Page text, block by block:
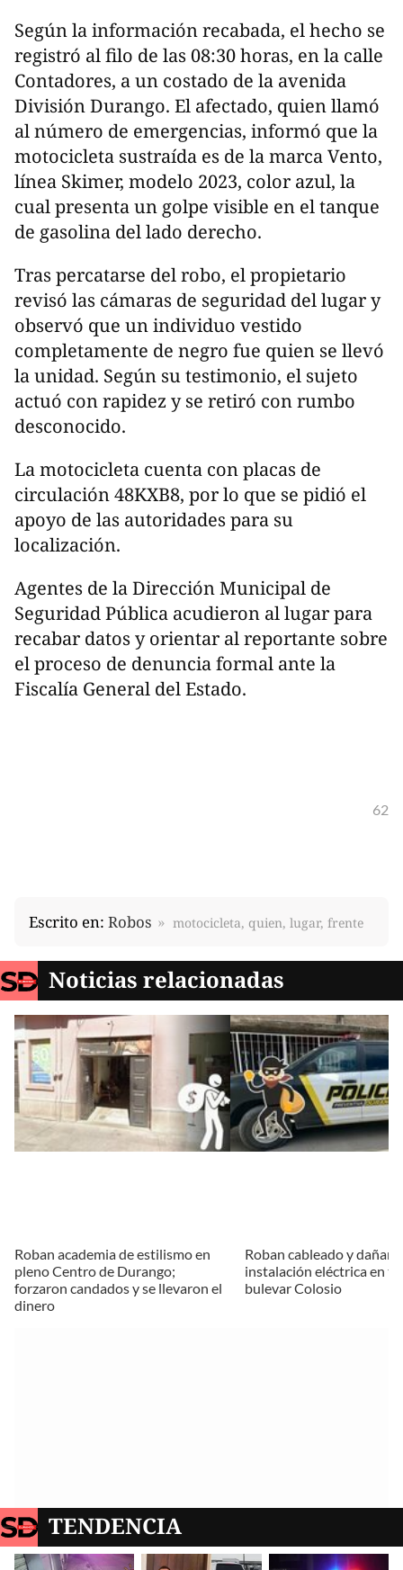
Según la información recabada, el hecho se
registró al filo de las 08:30 horas, en la calle
Contadores, a un costado de la avenida
División Durango. El afectado, quien llamó
al número de emergencias, informó que la
motocicleta sustraída es de la marca Vento,
línea Skimer, modelo 2023, color azul, la
cual presenta un golpe visible en el tanque
de gasolina del lado derecho.
Tras percatarse del robo, el propietario
revisó las cámaras de seguridad del lugar y
observó que un individuo vestido
completamente de negro fue quien se llevó
la unidad. Según su testimonio, el sujeto
actuó con rapidez y se retiró con rumbo
desconocido.
La motocicleta cuenta con placas de
circulación 48KXB8, por lo que se pidió el
apoyo de las autoridades para su
localización.
Agentes de la Dirección Municipal de
Seguridad Pública acudieron al lugar para
recabar datos y orientar al reportante sobre
el proceso de denuncia formal ante la
Fiscalía General del Estado.
62
Escrito en: Robos motocicleta, quien, lugar, frente
Noticias relacionadas
Roban academia de estilismo en
pleno Centro de Durango;
forzaron candados y se llevaron el
dinero
Roban cableado y dañan
instalación eléctrica en
bulevar Colosio
TENDENCIA